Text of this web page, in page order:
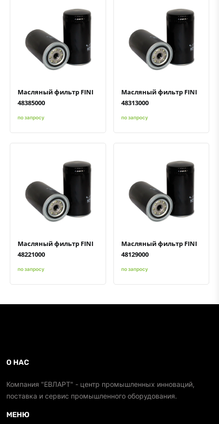
Быстрый просмотрДобавить к сравнению
Добавить в избранное
Масляный фильтр FINI
48385000
по запросу
Быстрый просмотрДобавить к сравнению
Добавить в избранное
Масляный фильтр FINI
48313000
по запросу
Быстрый просмотрДобавить к сравнению
Добавить в избранное
Масляный фильтр FINI
48221000
по запросу
Быстрый просмотрДобавить к сравнению
Добавить в избранное
Масляный фильтр FINI
48129000
по запросу
О НАС
Компания "ЕВЛАРТ" - центр промышленных инноваций,
поставка и сервис промышленного оборудования.
МЕНЮ